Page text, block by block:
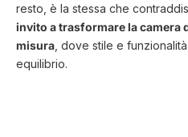
resto, è la stessa che
invito a trasformare la camera
misura , dove stile e
equilibrio.